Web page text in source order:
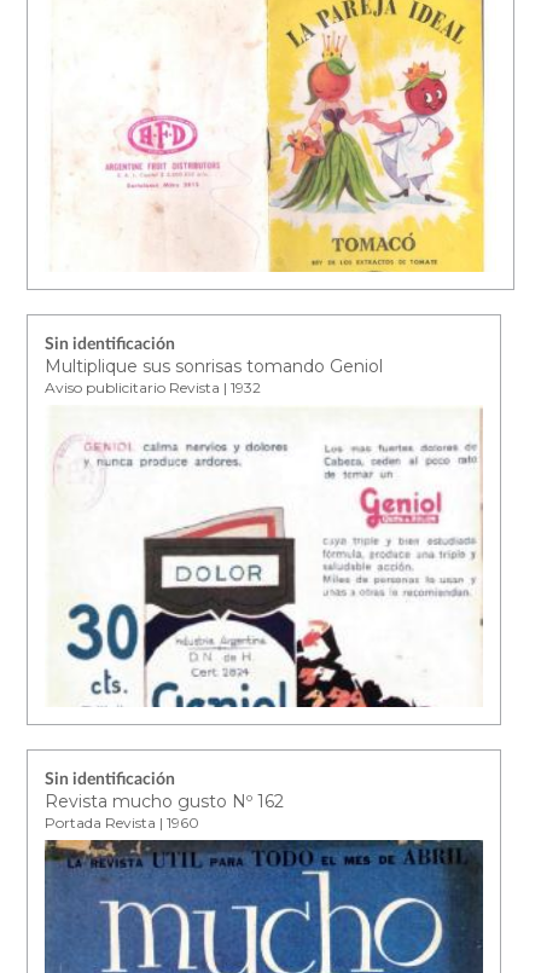
Sin identificación
Multiplique sus sonrisas tomando Geniol
Aviso publicitario Revista | 1932
Sin identificación
Revista mucho gusto Nº 162
Portada Revista | 1960